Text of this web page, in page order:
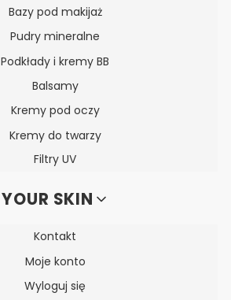
Bazy pod makijaż
Pudry mineralne
Podkłady i kremy BB
Balsamy
Kremy pod oczy
Kremy do twarzy
Filtry UV
YOUR SKIN
Kontakt
Moje konto
Wyloguj się